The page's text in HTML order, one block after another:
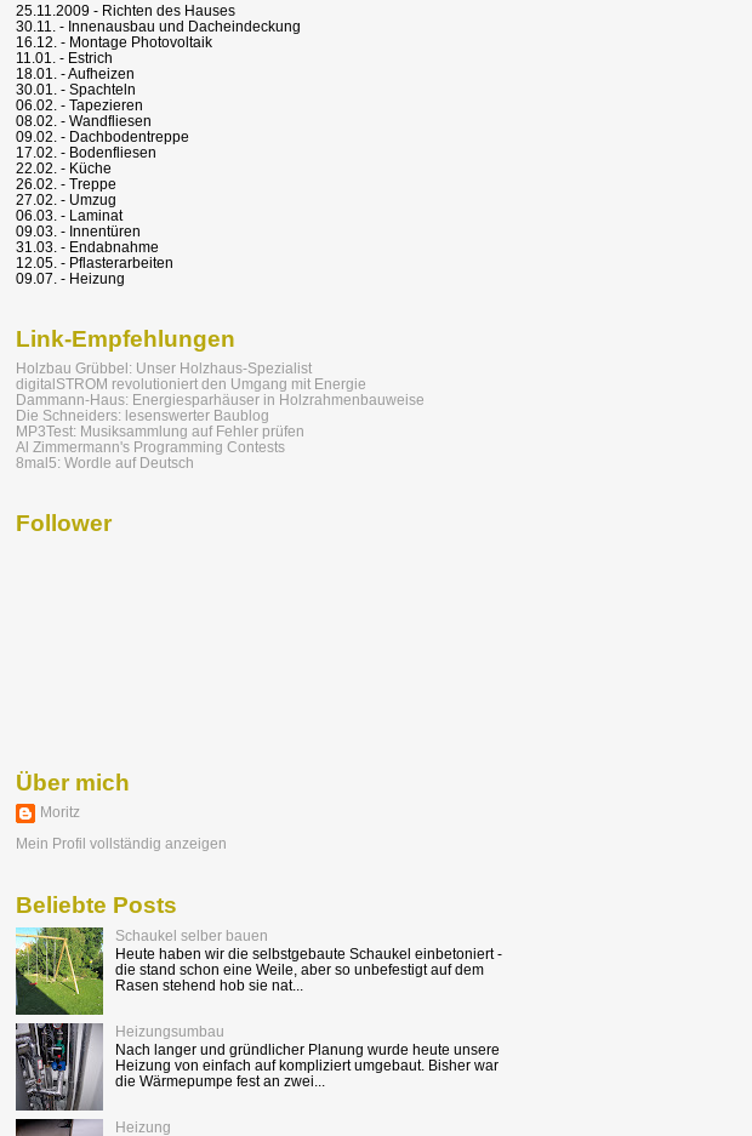
25.11.2009 - Richten des Hauses
30.11. - Innenausbau und Dacheindeckung
16.12. - Montage Photovoltaik
11.01. - Estrich
18.01. - Aufheizen
30.01. - Spachteln
06.02. - Tapezieren
08.02. - Wandfliesen
09.02. - Dachbodentreppe
17.02. - Bodenfliesen
22.02. - Küche
26.02. - Treppe
27.02. - Umzug
06.03. - Laminat
09.03. - Innentüren
31.03. - Endabnahme
12.05. - Pflasterarbeiten
09.07. - Heizung
Link-Empfehlungen
Holzbau Grübbel: Unser Holzhaus-Spezialist
digitalSTROM revolutioniert den Umgang mit Energie
Dammann-Haus: Energiesparhäuser in Holzrahmenbauweise
Die Schneiders: lesenswerter Baublog
MP3Test: Musiksammlung auf Fehler prüfen
Al Zimmermann's Programming Contests
8mal5: Wordle auf Deutsch
Follower
Über mich
Moritz
Mein Profil vollständig anzeigen
Beliebte Posts
Schaukel selber bauen
Heute haben wir die selbstgebaute Schaukel einbetoniert -
die stand schon eine Weile, aber so unbefestigt auf dem
Rasen stehend hob sie nat...
Heizungsumbau
Nach langer und gründlicher Planung wurde heute unsere
Heizung von einfach auf kompliziert umgebaut. Bisher war
die Wärmepumpe fest an zwei...
Heizung